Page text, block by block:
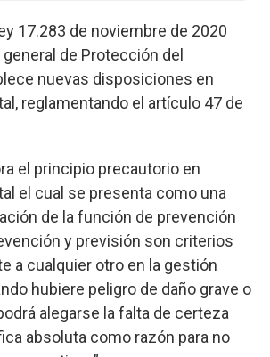
17.283 de noviembre de 2020
de Protección del
nuevas disposiciones en
reglamentando el artículo 47 de
el principio precautorio en
el cual se presenta como una
de la función de prevención
y previsión son criterios
a cualquier otro en la gestión
hubiere peligro de daño grave o
alegarse la falta de certeza
absoluta como razón para no